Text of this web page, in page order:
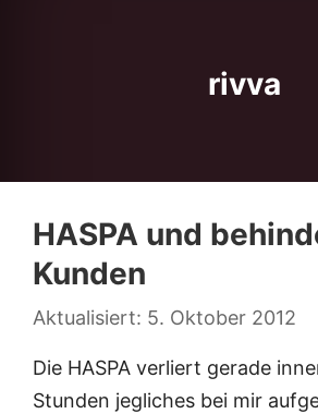
rivva
HASPA und
Kunden
5. Oktober 2012
Die HASPA verliert gerade
Stunden jegliches bei mir